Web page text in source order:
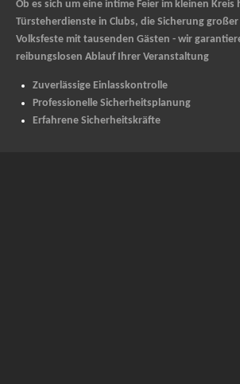
Ob es sich um eine intime Feier im kleinen Kreis
Türsteherdienste in Clubs, die Sicherung
Volksfeste mit tausenden Gästen - wir
reibungslosen Ablauf Ihrer Veranstaltung
Zuverlässige Einlasskontrolle
Professionelle Sicherheitsplanung
Erfahrene Sicherheitskräfte